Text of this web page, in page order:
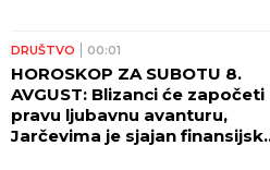
DRUŠTVO 00:01
HOROSKOP ZA SUBOTU 8.
AVGUST: Blizanci će započeti
pravu ljubavnu avanturu,
Jarčevima je sjajan finansijski